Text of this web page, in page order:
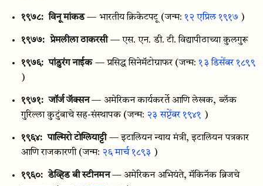
१९७८: विनू मांकड — भारतीय क्रिकेटपटू (जन्म:१२ एप्रिल १९१७ )
१९७७: प्रेमलीला ठाकरसी — एस. एन. डी. टी. विद्यापीठाच्या कुलगुरू
१९७६: पांडुरंग नाईक — प्रसिद्ध सिनेमॅटोग्राफर (जन्म:१३ डिसेंबर १८९९
)
१९७१: जॉर्ज जॅक्सन — अमेरिकन कार्यकरर्ते आणि लेखक, ब्लॅक
गुरिल्ला कुटुंबाचे सह-संस्थापक (जन्म: २३ सप्टेंबर १९४१ )
१९६४: पाल्मिरो टोग्लियाट्टी — इटालियन न्याय मंत्री, इटालियन पत्रकार
आणि राजकारणी (जन्म: २६ मार्च १८९३ )
१९६०: डेव्हिड बी स्टीनमन — अमेरिकन अभियंते, मॅकिनॅक ब्रिजचे